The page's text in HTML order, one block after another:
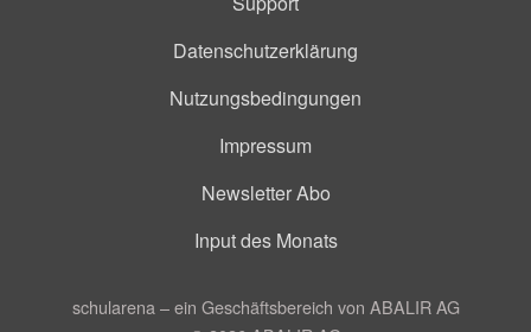
Datenschutzerklärung
Nutzungsbedingungen
Impressum
Newsletter Abo
Input des Monats
schularena – ein Geschäftsbereich von ABALIR AG